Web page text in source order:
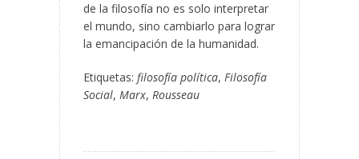
de la filosofía no es solo interpretar
el mundo, sino cambiarlo para lograr
la emancipación de la humanidad.
Etiquetas: filosofía política, Filosofía
Social, Marx, Rousseau